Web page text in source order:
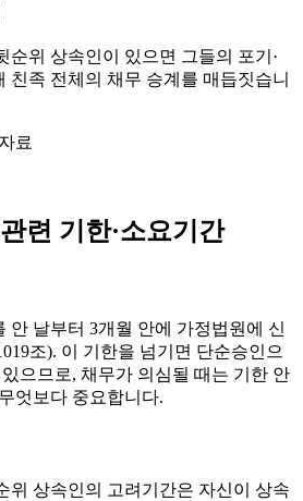
순위 상속인이 있으면 그들의 포기·
친족 전체의 채무 승계를 매듭짓습니
료
련 기한·소요기간
안 날부터 3개월 안에 가정법원에 신
조). 이 기한을 넘기면 단순승인으
으므로, 채무가 의심될 때는 기한 안
엇보다 중요합니다.
위 상속인의 고려기간은 자신이 상속